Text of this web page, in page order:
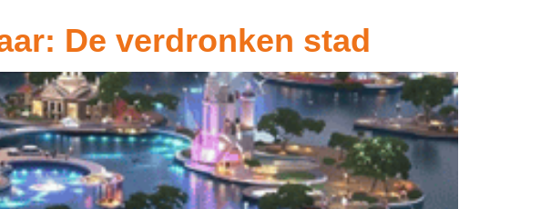
De verdronken stad